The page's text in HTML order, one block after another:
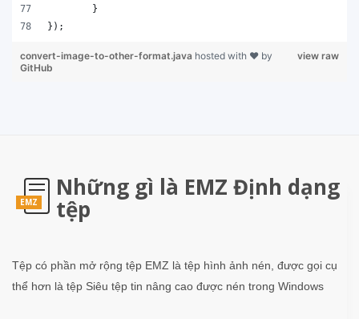
	}
});
view raw
convert-image-to-other-format.java hosted with ❤ by
GitHub
EMZ
Những gì là EMZ Định dạng
tệp
Tệp có phần mở rộng tệp EMZ là tệp hình ảnh nén, được gọi cụ
thể hơn là tệp Siêu tệp tin nâng cao được nén trong Windows